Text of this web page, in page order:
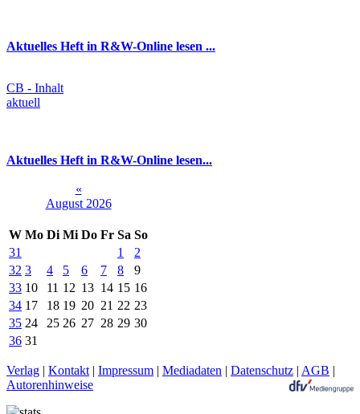
Aktuelles Heft in R&W-Online lesen ...
CB - Inhalt
aktuell
Aktuelles Heft in R&W-Online lesen...
«
August 2026
W Mo Di Mi Do Fr Sa So
31
1
2
32 3 4 5 6 7 8
9
33 10 11 12 13 14 15 16
34 17 18 19 20 21 22 23
35 24 25 26 27 28 29 30
36 31
Verlag | Kontakt | Impressum | Mediadaten | Datenschutz | AGB |
Autorenhinweise